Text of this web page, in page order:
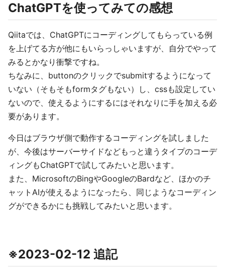
ChatGPTを使ってみての感想
Qiitaでは、ChatGPTにコーディングしてもらっている例
を上げてる方が他にもいらっしゃいますが、自分でやって
みるとかなり衝撃ですね。
ちなみに、buttonのクリックでsubmitするようになって
いない（そもそもformタグもない）し、cssも設定してい
ないので、使えるようにするにはそれなりに手を加える必
要があります。
今日はブラウザ側で動作するコーディングを試しました
が、今後はサーバーサイドなどもっと違うタイプのコーデ
ィングもChatGPTで試してみたいと思います。
また、MicrosoftのBingやGoogleのBardなど、ほかのチ
ャットAIが使えるようになったら、同じようなコーディン
グができるかにも挑戦してみたいと思います。
※2023-02-12 追記